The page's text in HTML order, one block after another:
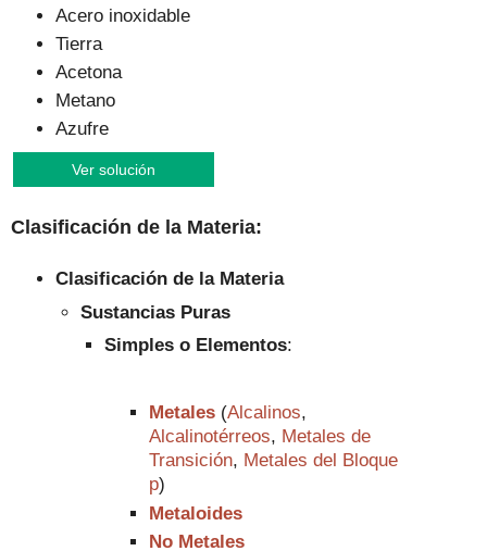
Acero inoxidable
Tierra
Acetona
Metano
Azufre
Ver solución
Clasificación de la Materia:
Clasificación de la Materia
Sustancias Puras
Simples o Elementos:
Metales (Alcalinos,
Alcalinotérreos, Metales de
Transición, Metales del Bloque
p)
Metaloides
No Metales